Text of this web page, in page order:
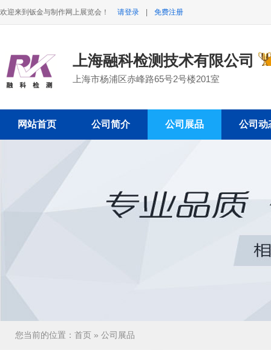
欢迎来到钣金与制作网上展览会！ 请登录 免费注册
上海融科检测技术有限公司
上海市杨浦区赤峰路65号2号楼201室
网站首页 公司简介 公司展品 公司动
您当前的位置： 首页 » 公司展品